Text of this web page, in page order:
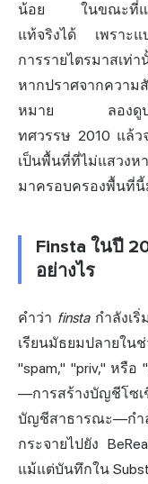
น้อย ในขณะที่แบร
แท้จริงได้ เพราะแ
การรายไตรมาสเท่
หากปราศจากควา
หมาย ลองดูประวั
ทศวรรษ 2010 แล้ว
เป็นพื้นที่ที่ไม่แสวงห
มาครอบครองพื้นที่นี้
Finsta ในปี
อย่างไร
คำว่า finstaกำลังเริ่
เรียนมัธยมปลายใ
"spam," "priv," หรื
—การสร้างบัญชีโซ
บัญชีสาธารณะ—ก
กระจายไปยัง
แม้แต่บันทึกใน